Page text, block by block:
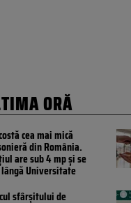
ORĂ
cea mai mică
din România.
are sub 4 mp și se
Universitate
sfârșitului de